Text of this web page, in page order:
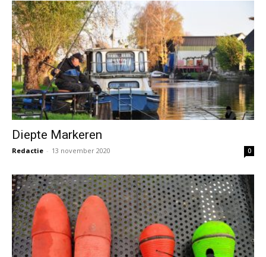
Diepte Markeren
Redactie - 13 november 2020 0